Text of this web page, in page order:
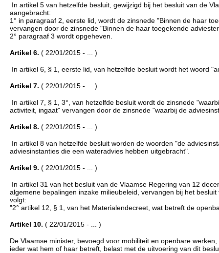
In artikel 5 van hetzelfde besluit, gewijzigd bij het besluit van de
aangebracht:
1° in paragraaf 2, eerste lid, wordt de zinsnede "Binnen de haar
vervangen door de zinsnede "Binnen de haar toegekende
2° paragraaf 3 wordt opgeheven.
Artikel 6. ( 22/01/2015 - ... )
In artikel 6, § 1, eerste lid, van hetzelfde besluit wordt het woord
Artikel 7. ( 22/01/2015 - ... )
In artikel 7, § 1, 3°, van hetzelfde besluit wordt de zinsnede
activiteit, ingaat" vervangen door de zinsnede "waarbij de
Artikel 8. ( 22/01/2015 - ... )
In artikel 8 van hetzelfde besluit worden de woorden "de
adviesinstanties die een wateradvies hebben uitgebracht".
Artikel 9. ( 22/01/2015 - ... )
In artikel 31 van het besluit van de Vlaamse Regering van 12
algemene bepalingen inzake milieubeleid, vervangen bij het
volgt:
"2° artikel 12, § 1, van het Materialendecreet, wat betreft de
Artikel 10. ( 22/01/2015 - ... )
De Vlaamse minister, bevoegd voor mobiliteit en openbare
ieder wat hem of haar betreft, belast met de uitvoering van dit